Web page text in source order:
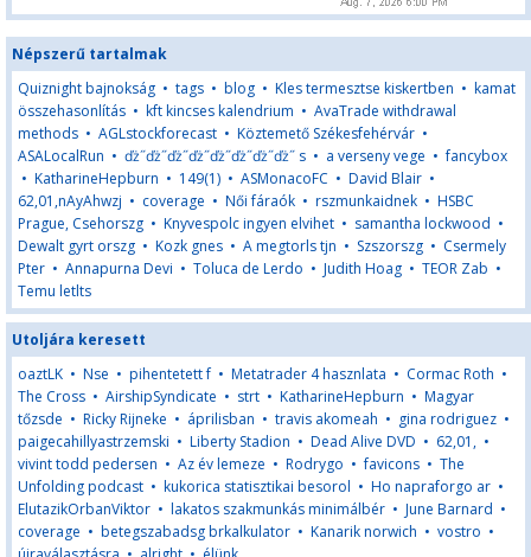
Népszerű tartalmak
Quiznight bajnokság • tags • blog • Kles termesztse kiskertben • kamat
összehasonlítás • kft kincses kalendrium • AvaTrade withdrawal
methods • AGLstockforecast • Köztemető Székesfehérvár •
ASALocalRun • ďż˝ďż˝ďż˝ďż˝ďż˝ďż˝ďż˝ďż˝ s • a verseny vege •fancybox
• KatharineHepburn • 149(1) • ASMonacoFC • David Blair •
62,01,nAyAhwzj • coverage • Női fáraók • rszmunkaidnek • HSBC
Prague, Csehorszg • Knyvespolc ingyen elvihet • samantha lockwood •
Dewalt gyrt orszg • Kozk gnes • A megtorls tjn • Szszorszg • Csermely
Pter • Annapurna Devi • Toluca de Lerdo • Judith Hoag • TEOR Zab •
Temu letlts
Utoljára keresett
oaztLK • Nse • pihentetett f • Metatrader 4 hasznlata • Cormac Roth •
The Cross • AirshipSyndicate • strt • KatharineHepburn • Magyar
tőzsde • Ricky Rijneke • áprilisban • travis akomeah • gina rodriguez •
paigecahillyastrzemski • Liberty Stadion • Dead Alive DVD • 62,01, •
vivint todd pedersen • Az év lemeze • Rodrygo •favicons • The
Unfolding podcast • kukorica statisztikai besorol • Ho napraforgo ar •
ElutazikOrbanViktor • lakatos szakmunkás minimálbér • June Barnard •
coverage • betegszabadsg brkalkulator • Kanarik norwich • vostro •